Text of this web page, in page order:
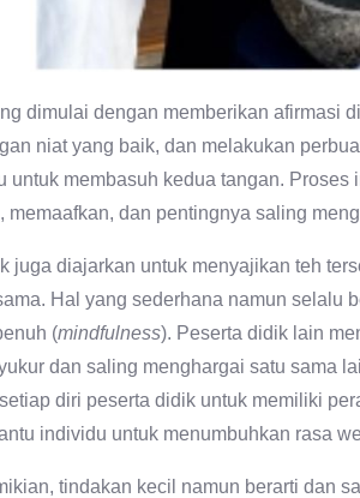
dimulai dengan memberikan afirmasi
niat yang baik, dan melakukan
untuk membasuh kedua tangan.
memaafkan, dan pentingnya saling
juga diajarkan untuk menyajikan teh
Hal yang sederhana namun selalu
(mindfulness). Peserta didik lain
dan saling menghargai satu sama
diri peserta didik untuk memiliki
individu untuk menumbuhkan rasa
tindakan kecil namun berarti dan